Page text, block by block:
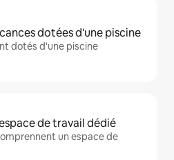
dotées d'une piscine
dotés d'une piscine
de travail dédié
un espace de